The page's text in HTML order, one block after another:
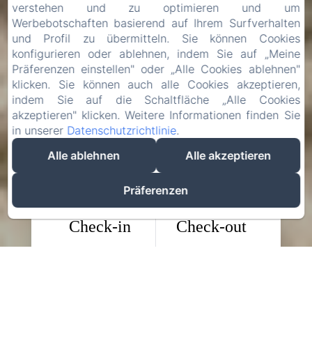
Check-in Check-out
verstehen und zu optimieren und um
Werbebotschaften basierend auf Ihrem Surfverhalten
und Profil zu übermitteln. Sie können Cookies
konfigurieren oder ablehnen, indem Sie auf „Meine
Präferenzen einstellen" oder „Alle Cookies ablehnen"
klicken. Sie können auch alle Cookies akzeptieren,
indem Sie auf die Schaltfläche „Alle Cookies
akzeptieren" klicken. Weitere Informationen finden Sie
in unserer Datenschutzrichtlinie.
Alle ablehnen
Alle akzeptieren
Präferenzen